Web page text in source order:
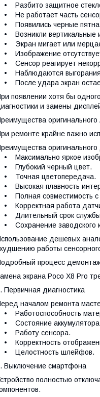
• Разбито защитное
• Не работает часть
• Появились черные пятна
• Возникли вертикальные
• Экран мигает или
• Изображение
• Сенсор реагирует
• Наблюдаются выгорания
• После удара экран
появлении хотя бы
и замены
ремонте крайне важно
оригинального
• Максимально яркое
• Глубокий черный цвет.
• Точная цветопередача.
• Высокая плавность
• Полная совместимость с
• Корректная работа
• Длительный срок
• Сохранение заводского
дешевых
работы
процесс
экрана Poco X8 Pro
Первичная диагностика
началом ремонта
• Работоспособность
• Состояние
• Работу сенсора.
• Корректность
• Целостность шлейфов.
Выключение смартфона
полностью